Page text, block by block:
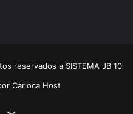
Maranhão
reservados a SISTEMA JB 10
Carioca Host